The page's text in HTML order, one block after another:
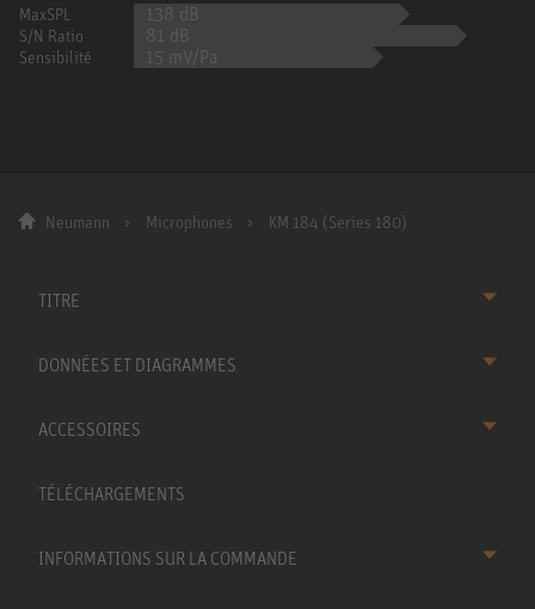
MaxSPL 138 dB
S/N Ratio 81 dB
Sensibilité 15 mV/Pa
Neumann Microphones KM 184 (Series 180)
TITRE
DONNÉES ET DIAGRAMMES
ACCESSOIRES
TÉLÉCHARGEMENTS
INFORMATIONS SUR LA COMMANDE